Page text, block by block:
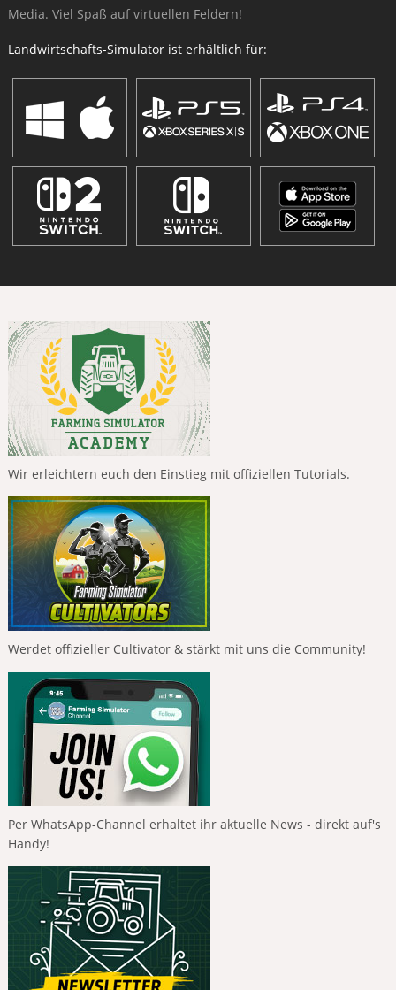
Media. Viel Spaß auf virtuellen Feldern!
Landwirtschafts-Simulator ist erhältlich für:
Wir erleichtern euch den Einstieg mit offiziellen Tutorials.
Werdet offizieller Cultivator & stärkt mit uns die Community!
Per WhatsApp-Channel erhaltet ihr aktuelle News - direkt auf's
Handy!